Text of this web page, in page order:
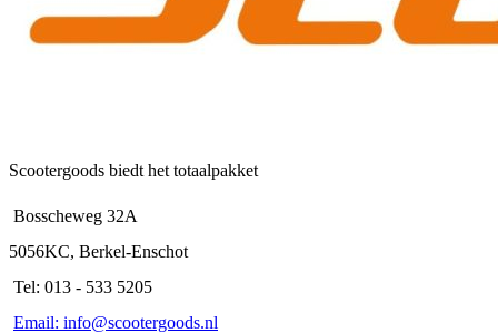
Scootergoods biedt het totaalpakket
Bosscheweg 32A
5056KC, Berkel-Enschot
Tel: 013 - 533 5205
Email: info@scootergoods.nl